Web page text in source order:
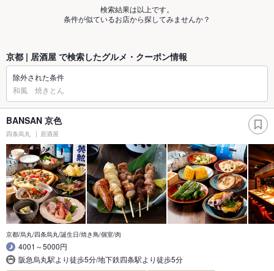
検索結果は以上です。
条件が似ているお店から探してみませんか？
京都 | 居酒屋 で検索したグルメ・クーポン情報
除外された条件
和風 焼きとん
BANSAN 京色
四条烏丸 居酒屋
京都/烏丸/四条烏丸/誕生日/焼き鳥/個室/肉
4001～5000円
阪急烏丸駅より徒歩5分/地下鉄四条駅より徒歩5分